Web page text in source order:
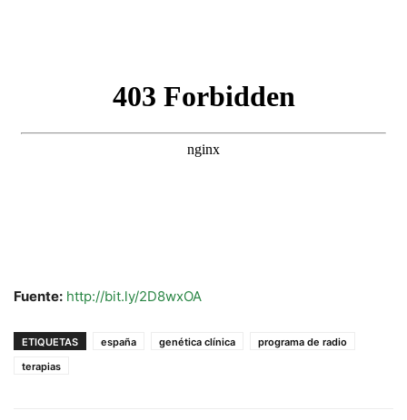
Fuente: http://bit.ly/2D8wxOA
ETIQUETAS españa genética clínica
programa de radio
terapias